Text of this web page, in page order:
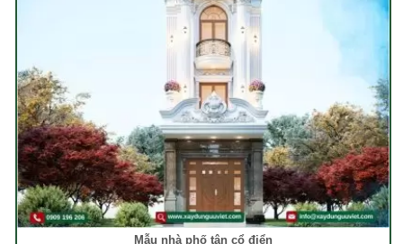
Mẫu nhà phố tân cổ điển